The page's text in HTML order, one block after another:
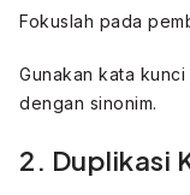
Fokuslah pada
Gunakan kata
dengan sinonim.
2. Duplikasi